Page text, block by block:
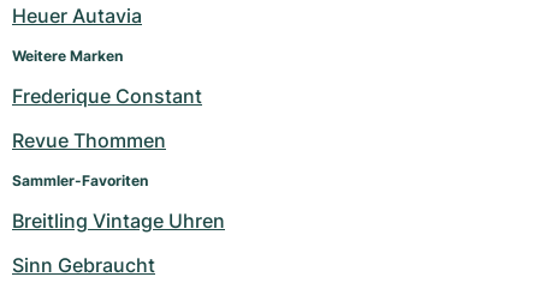
Sky-Dweller
Submariner
Baignoire
Ballon Blanc
Gebraucht
Damenuhren
Super Avenger
Galactic
Gebraucht
Damenuhren
GST
Vintage
Heuer Autavia
Weitere Marken
Frederique Constant
Revue Thommen
Sammler-Favoriten
Breitling Vintage Uhren
Sinn Gebraucht